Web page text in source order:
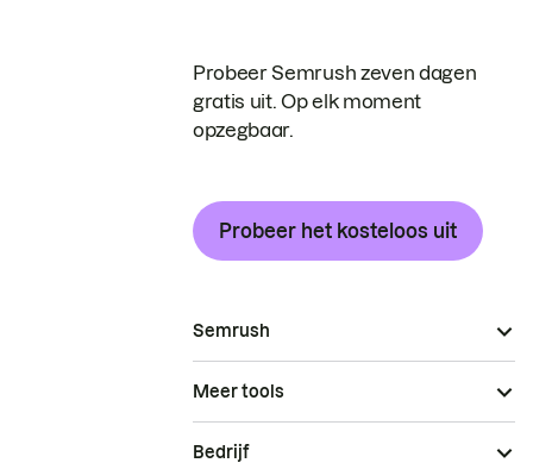
Probeer Semrush zeven dagen
gratis uit. Op elk moment
opzegbaar.
Probeer het kosteloos uit
Semrush
Meer tools
Bedrijf